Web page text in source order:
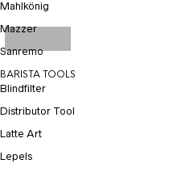
Mahlkönig
Mazzer
Sanremo
BARISTA TOOLS
Blindfilter
Distributor Tool
Latte Art
Lepels